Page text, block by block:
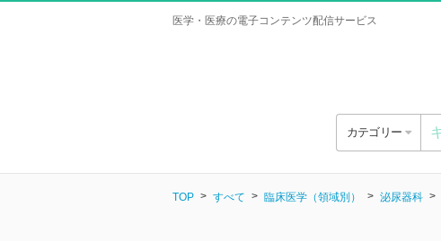
医学・医療の電子コンテンツ配信サービス
カテゴリー
TOP すべて 臨床医学（領域別） 泌尿器科